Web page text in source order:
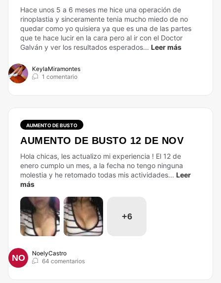
Hace unos 5 a 6 meses me hice una operación de
rinoplastia y sinceramente tenia mucho miedo de no
quedar como yo quisiera ya que es una de las partes
que te hace lucir en la cara pero al ir con el Doctor
Galván y ver los resultados esperados... Leer más
KeylaMiramontes
1 comentario
AUMENTO DE BUSTO
AUMENTO DE BUSTO 12 DE NOV
Hola chicas, les actualizo mi experiencia ! El 12 de
enero cumplo un mes, a la fecha no tengo ninguna
molestia y he retomado todas mis actividades... Leer
más
+6
NO
NoelyCastro
64 comentarios